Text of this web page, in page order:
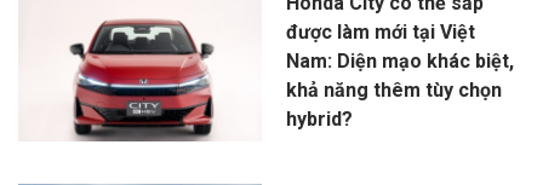
được làm mới tại Việt
Nam: Diện mạo khác biệt,
khả năng thêm tùy chọn
hybrid?